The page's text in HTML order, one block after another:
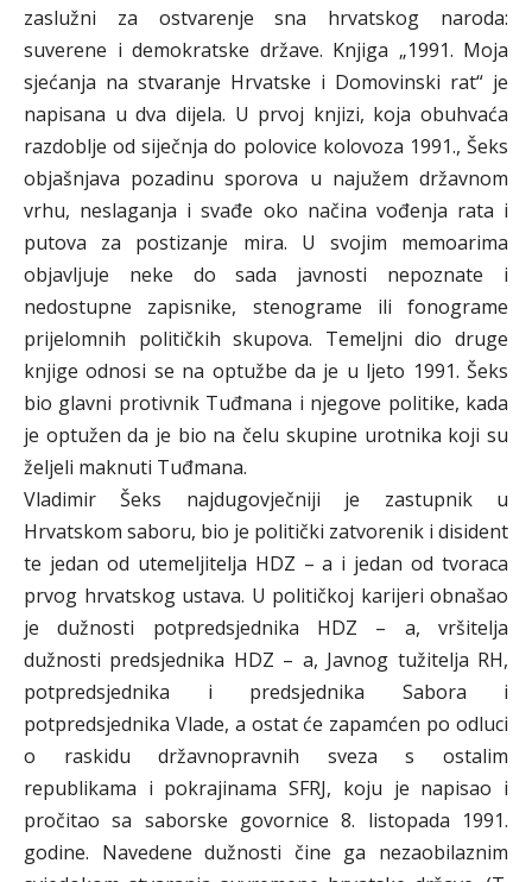
zaslužni za ostvarenje sna hrvatskog naroda:
suverene i demokratske države. Knjiga „1991. Moja
sjećanja na stvaranje Hrvatske i Domovinski rat“ je
napisana u dva dijela. U prvoj knjizi, koja obuhvaća
razdoblje od siječnja do polovice kolovoza 1991., Šeks
objašnjava pozadinu sporova u najužem državnom
vrhu, neslaganja i svađe oko načina vođenja rata i
putova za postizanje mira. U svojim memoarima
objavljuje neke do sada javnosti nepoznate i
nedostupne zapisnike, stenograme ili fonograme
prijelomnih političkih skupova. Temeljni dio druge
knjige odnosi se na optužbe da je u ljeto 1991. Šeks
bio glavni protivnik Tuđmana i njegove politike, kada
je optužen da je bio na čelu skupine urotnika koji su
željeli maknuti Tuđmana.
Vladimir Šeks najdugovječniji je zastupnik u
Hrvatskom saboru, bio je politički zatvorenik i disident
te jedan od utemeljitelja HDZ – a i jedan od tvoraca
prvog hrvatskog ustava. U političkoj karijeri obnašao
je dužnosti potpredsjednika HDZ – a, vršitelja
dužnosti predsjednika HDZ – a, Javnog tužitelja RH,
potpredsjednika i predsjednika Sabora i
potpredsjednika Vlade, a ostat će zapamćen po odluci
o raskidu državnopravnih sveza s ostalim
republikama i pokrajinama SFRJ, koju je napisao i
pročitao sa saborske govornice 8. listopada 1991.
godine. Navedene dužnosti čine ga nezaobilaznim